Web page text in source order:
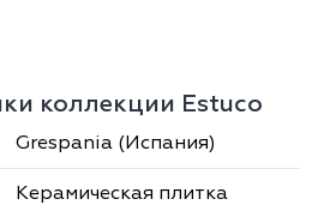
коллекции Estuco
Grespania (Испания)
Керамическая плитка